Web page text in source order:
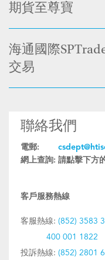
期貨至尊寶
海通國際
交易
聯絡我們
電郵:
網上查詢: 請點擊下方
客戶服務熱線
客服熱線: (852) 3583
400 001 1822
投訴熱線: (852) 2801